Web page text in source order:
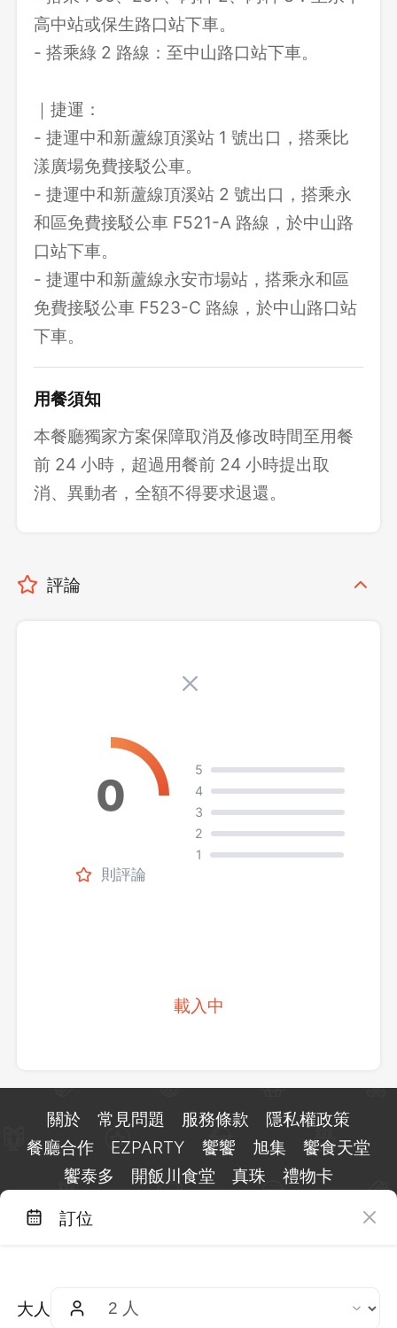
高中站或保生路口站下車。
- 搭乘綠 2 路線：至中山路口站下車。
｜捷運：
- 捷運中和新蘆線頂溪站 1 號出口，搭乘比
漾廣場免費接駁公車。
- 捷運中和新蘆線頂溪站 2 號出口，搭乘永
和區免費接駁公車 F521-A 路線，於中山路
口站下車。
- 捷運中和新蘆線永安市場站，搭乘永和區
免費接駁公車 F523-C 路線，於中山路口站
下車。
用餐須知
本餐廳獨家方案保障取消及修改時間至用餐
前 24 小時，超過用餐前 24 小時提出取
消、異動者，全額不得要求退還。
評論
則評論
5
4
3
2
1
載入中
訂位
大人
關於 常見問題 服務條款
隱私權政策
餐廳合作
EZPARTY 饗饗 旭集
饗食天堂
饗泰多
開飯川食堂 真珠 禮物卡
週一至週日 10:00 至 18:00（國定假日除外）